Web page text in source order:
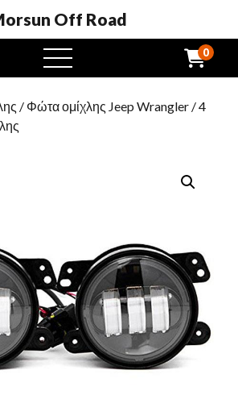
Off Road
μενού 0
/ Φώτα ομίχλης Jeep Wrangler / 4